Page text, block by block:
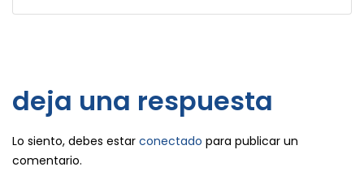
deja una respuesta
Lo siento, debes estar conectado para publicar un
comentario.